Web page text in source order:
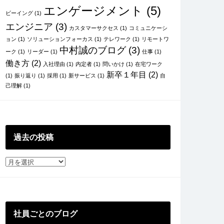
ビーイング(1) エンゲージメント (5)
エンジニア (3) カスタマーサクセス (1) コミュニケーシ
ョン (1) ソリューションフォーカス (1) テレワーク (1) リモートワ
ーク (1) リーダー (1) 中村誠のブログ(3) 仕事(1)
働き方(2) 入社理由 (1) 内定者(1) 問いかけ (1) 在宅ワーク
(1) 振り返り (1) 採用 (1) 新サービス (1) 新卒１年目 (2) 自
己理解(1)
過去の投稿
過
社員ごとのブログ